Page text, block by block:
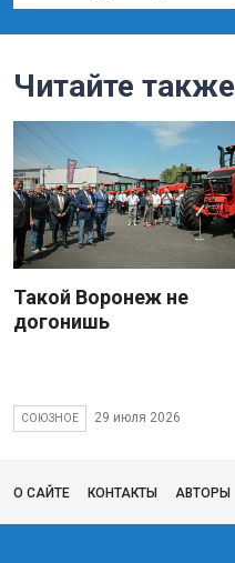
Читайте также
Такой Воронеж не
догонишь
СОЮЗНОЕ 29 июля 2026
О САЙТЕ КОНТАКТЫ АВТОРЫ